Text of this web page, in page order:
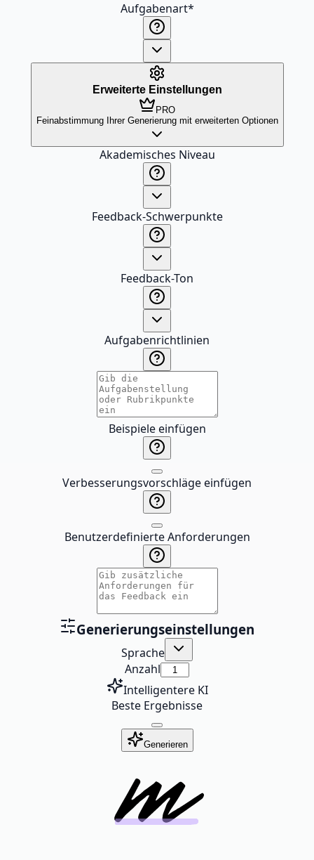
Aufgabenart*
Erweiterte Einstellungen
PRO
Feinabstimmung Ihrer Generierung mit erweiterten Optionen
Akademisches Niveau
Feedback-Schwerpunkte
Feedback-Ton
Aufgabenrichtlinien
Beispiele einfügen
Verbesserungsvorschläge einfügen
Benutzerdefinierte Anforderungen
Generierungseinstellungen
Sprache
Anzahl
Intelligentere KI
Beste Ergebnisse
Generieren